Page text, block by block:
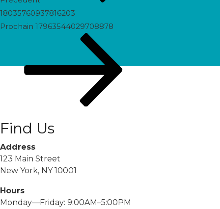
18035760937816203
Prochain
Prochain 17963544029708878
Find Us
Address
123 Main Street
New York, NY 10001
Hours
Monday—Friday: 9:00AM–5:00PM